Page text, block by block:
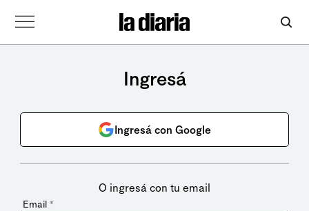
Ingresá
Ingresá con Google
O ingresá con tu email
Email *